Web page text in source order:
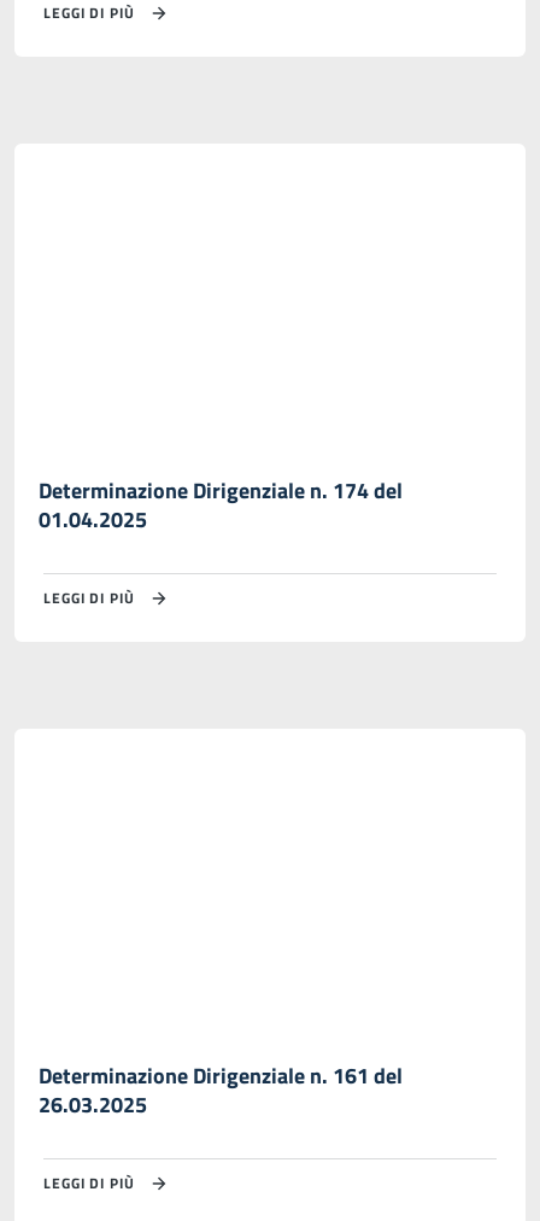
LEGGI DI PIÙ
Determinazione Dirigenziale n. 174 del
01.04.2025
LEGGI DI PIÙ
Determinazione Dirigenziale n. 161 del
26.03.2025
LEGGI DI PIÙ